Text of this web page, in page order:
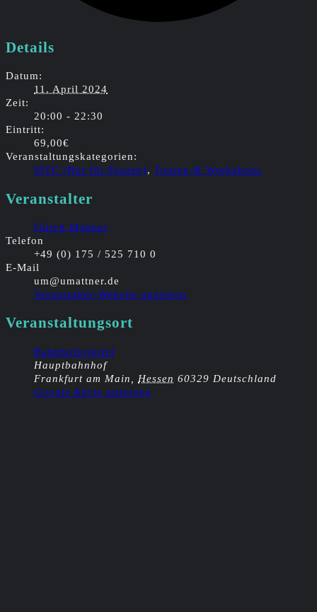
Details
Datum:
11. April 2024
Zeit:
20:00 - 22:30
Eintritt:
69,00€
Veranstaltungskategorien:
SITC (Nur für Frauen), Touren & Workshops
Veranstalter
Ulrich Mattner
Telefon
+49 (0) 175 / 525 710 0
E-Mail
um@umattner.de
Veranstalter-Website anzeigen
Veranstaltungsort
Bahnhofsviertel
Hauptbahnhof
Frankfurt am Main
Hessen 60329 Deutschland
Google Karte anzeigen